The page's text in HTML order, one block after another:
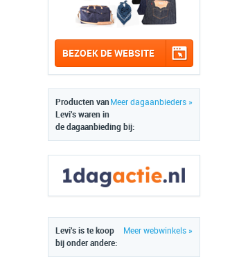
BEZOEK DE WEBSITE
Meer dagaanbieders »
Producten van
Levi's waren in
de dagaanbieding bij:
Meer webwinkels »
Levi's is te koop
bij onder andere: